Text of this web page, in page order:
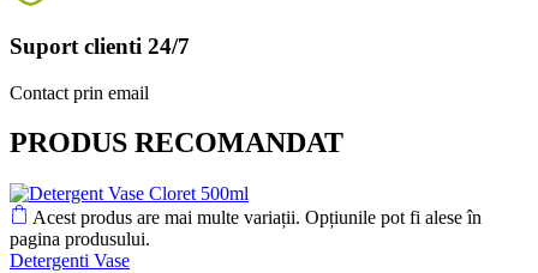
Suport clienti 24/7
Contact prin email
PRODUS RECOMANDAT
Acest produs are mai multe variații. Opțiunile pot fi alese în
pagina produsului.
Detergenti Vase